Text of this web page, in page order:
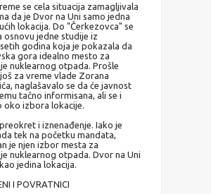
se cela situacija zamagljivala
da je Dvor na Uni samo jedna
lokacija. Do "Čerkezovca" se
osnovu jedne studije iz
godina koja je pokazala da
gora idealno mesto za
nuklearnog otpada. Prošle
za vreme vlade Zorana
naglašavalo se da će javnost
tačno informisana, ali se i
oko izbora lokacije.
i iznenađenje. Iako je
tek na početku mandata,
je njen izbor mesta za
nuklearnog otpada. Dvor na Uni
jedina lokacija.
I POVRATNICI